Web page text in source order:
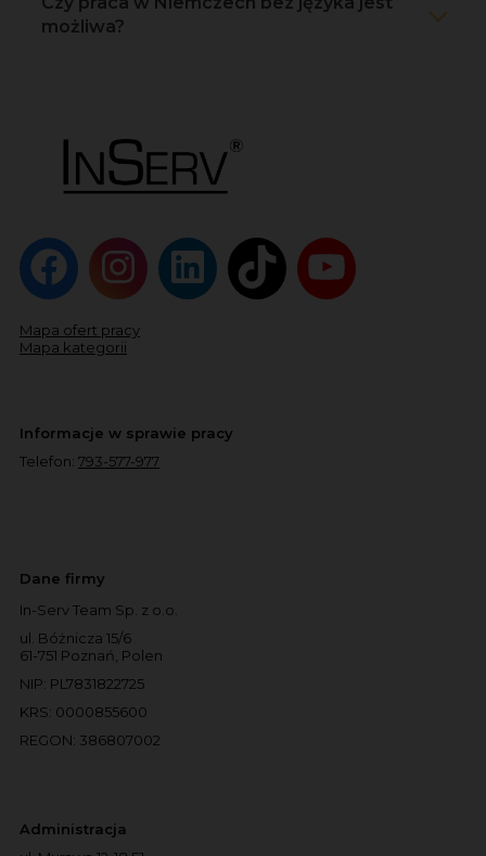
możliwa?
Mapa ofert pracy
Mapa kategorii
Informacje w sprawie pracy
Telefon: 793-577-977
Dane firmy
In-Serv Team Sp. z o.o.
ul. Bóżnicza 15/6
61-751 Poznań, Polen
NIP: PL7831822725
KRS: 0000855600
REGON: 386807002
Administracja